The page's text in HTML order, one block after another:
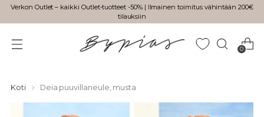
Verkon Outlet – kaikki Outlet-tuotteet -50% | Ilmainen toimitus vähintään 200€
tilauksiin
0
Koti Deia puuvillaneule, musta